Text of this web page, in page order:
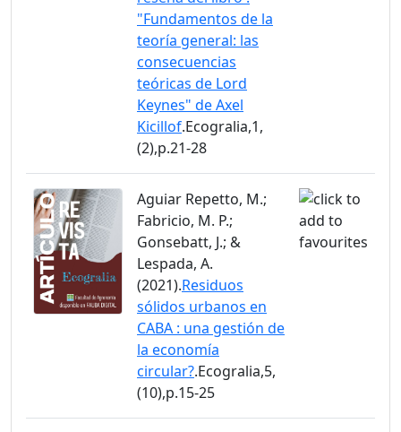
"Fundamentos de la
teoría general: las
consecuencias
teóricas de Lord
Keynes" de Axel
Kicillof.Ecogralia,1,
(2),p.21-28
Aguiar Repetto, M.;
Fabricio, M. P.;
Gonsebatt, J.; &
Lespada, A.
(2021).Residuos
sólidos urbanos en
CABA : una gestión de
la economía
circular?.Ecogralia,5,
(10),p.15-25